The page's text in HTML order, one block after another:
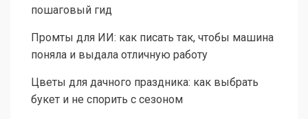
пошаговый гид
Промты для ИИ: как писать так, чтобы машина
поняла и выдала отличную работу
Цветы для дачного праздника: как выбрать
букет и не спорить с сезоном